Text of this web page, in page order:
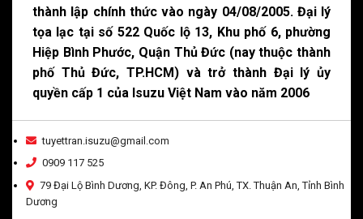
thành lập chính thức vào ngày 04/08/2005. Đại lý
tọa lạc tại số 522 Quốc lộ 13, Khu phố 6, phường
Hiệp Bình Phước, Quận Thủ Đức (nay thuộc thành
phố Thủ Đức, TP.HCM) và trở thành Đại lý ủy
quyền cấp 1 của Isuzu Việt Nam vào năm 2006
tuyettran.isuzu@gmail.com
0909 117 525
79 Đại Lộ Bình Dương, KP. Đông, P. An Phú, TX. Thuận An, Tỉnh Bình
Dương